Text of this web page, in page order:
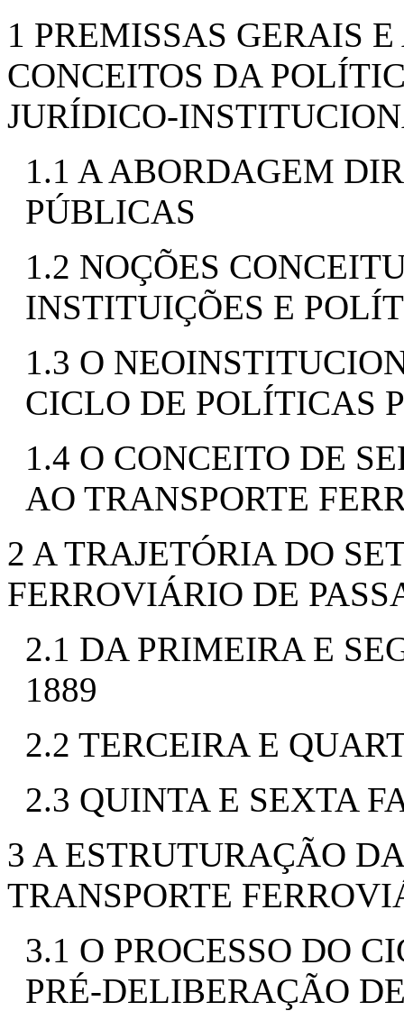
1 PREMISSAS GERAIS
CONCEITOS DA
JURÍDICO-
1.1 A ABORDAGEM
PÚBLICAS
1.2 NOÇÕES
INSTITUIÇÕES E
1.3 O
CICLO DE POLÍTICAS
1.4 O CONCEITO DE
AO TRANSPORTE
2 A TRAJETÓRIA DO
FERROVIÁRIO DE
2.1 DA PRIMEIRA E
1889
2.2 TERCEIRA E
2.3 QUINTA E SEXTA
3 A ESTRUTURAÇÃO
TRANSPORTE
3.1 O PROCESSO DO
PRÉ-DELIBERAÇÃO